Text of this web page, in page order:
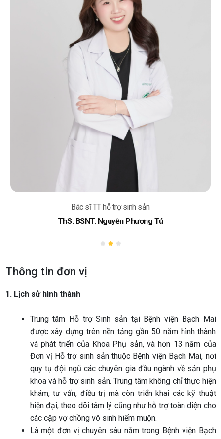
Bác sĩ TT hỗ trợ sinh sản
ThS. BS. Vũ Mai Liên
Thông tin đơn vị
1. Lịch sử hình thành
Trung tâm Hỗ trợ Sinh sản tại Bệnh viện Bạch Mai
được xây dựng trên nền tảng gần 50 năm hình thành
và phát triển của Khoa Phụ sản, và hơn 13 năm của
Đơn vị Hỗ trợ sinh sản thuộc Bệnh viện Bạch Mai, nơi
quy tụ đội ngũ các chuyên gia đầu ngành về sản phụ
khoa và hỗ trợ sinh sản. Trung tâm không chỉ thực hiện
khám, tư vấn, điều trị mà còn triển khai các kỹ thuật
hiện đại, theo dõi tâm lý cũng như hỗ trợ toàn diện cho
các cặp vợ chồng vô sinh hiếm muộn.
Là một đơn vị chuyên sâu nằm trong Bệnh viện Bạch